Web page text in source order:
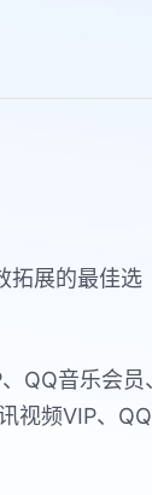
拓展的最佳选
、 QQ音乐会员
视频VIP、 QQ